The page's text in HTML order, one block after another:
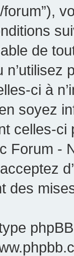
de
ci à
soyez
celles-
Forum -
des
phpBB